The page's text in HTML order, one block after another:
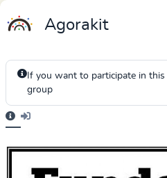
Agorakit
If you want to participate in this
group